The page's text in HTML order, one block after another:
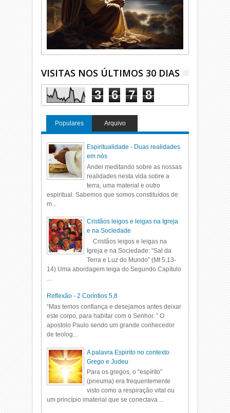
VISITAS NOS ÚLTIMOS 30 DIAS
3 6 7 8
Populares Arquivo
Espiritualidade - Duas realidades
em nós
Andei meditando sobre as nossas
realidades nesta vida sobre a
terra, uma material e outro
espiritual. Sabemos que somos constituídos de
m...
Cristãos leigos e leigas na Igreja
e na Sociedade
Cristãos leigos e leigas na
Igreja e na Sociedade: “Sal da
Terra e Luz do Mundo” (Mt 5,13-
14) Uma abordagem leiga do Segundo Capítulo
Reflexão - 2 Coríntios 5,8
“Mas temos confiança e desejamos antes deixar
este corpo, para habitar com o Senhor. ” O
apostolo Paulo sendo um grande conhecedor
de teolog...
A palavra Espirito no contexto
Grego e Judeu
Para os gregos, o "espírito"
(pneuma) era frequentemente
visto como a respiração vital ou
um princípio imaterial que se conectava ...